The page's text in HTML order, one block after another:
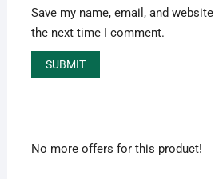
Save my name, email, and
the next time I comment.
No more offers for this product!